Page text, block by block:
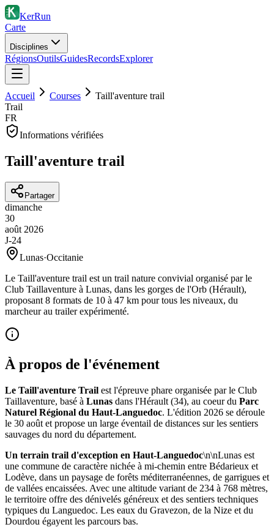
KerRun
Carte
Disciplines
RégionsOutilsGuidesRecordsExplorer
Accueil Courses
Taill'aventure trail
Trail
FR
Informations vérifiées
Taill'aventure trail
Partager
dimanche
30
août 2026
J-24
Lunas·Occitanie
Le Taill'aventure trail est un trail nature convivial organisé par le
Club Taillaventure à Lunas, dans les gorges de l'Orb (Hérault),
proposant 8 formats de 10 à 47 km pour tous les niveaux, du
marcheur au trailer expérimenté.
À propos de l'événement
Le Taill'aventure Trail est l'épreuve phare organisée par le Club
Taillaventure, basé à Lunas dans l'Hérault (34), au coeur du Parc
Naturel Régional du Haut-Languedoc. L'édition 2026 se déroule
le 30 août et propose un large éventail de distances sur les sentiers
sauvages du nord du département.
Un terrain trail d'exception en Haut-Languedoc\n\nLunas est
une commune de caractère nichée à mi-chemin entre Bédarieux et
Lodève, dans un paysage de forêts méditerranéennes, de garrigues et
de vallées encaissées. Avec une altitude variant de 234 à 768 mètres,
le territoire offre des dénivelés généreux et des sentiers techniques
typiques du Languedoc. Les eaux du Gravezon, de la Nize et du
Dourdou égayent les parcours bas.